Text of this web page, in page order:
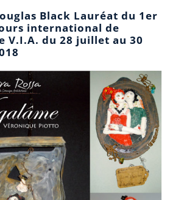
Black Lauréat du 1er
international de
V.I.A. du 28 juillet au 30